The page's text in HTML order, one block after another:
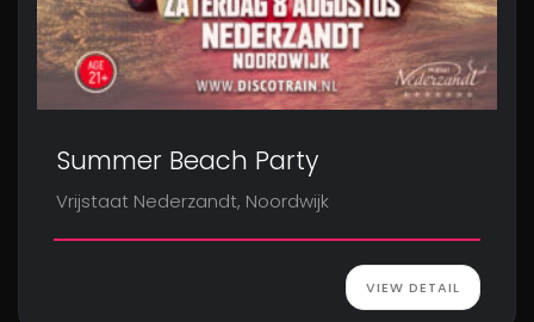
Summer Beach Party
Vrijstaat Nederzandt, Noordwijk
VIEW DETAIL